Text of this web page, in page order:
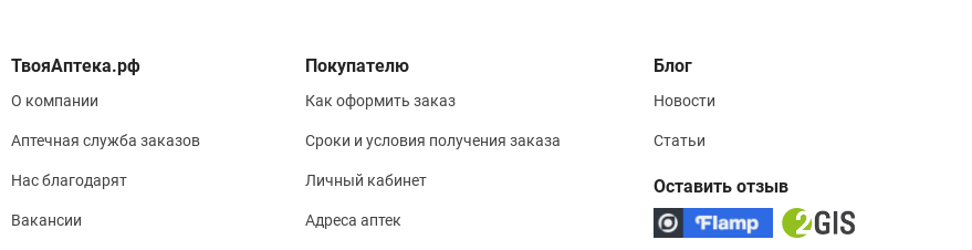
О компании
Аптечная служба заказов
Нас благодарят
Вакансии
Покупателю
Как оформить заказ
Сроки и условия получения заказа
Личный кабинет
Адреса аптек
Блог
Новости
Статьи
Оставить отзыв